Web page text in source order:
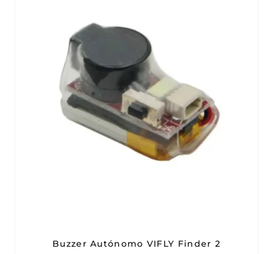
Buzzer Autónomo VIFLY Finder 2